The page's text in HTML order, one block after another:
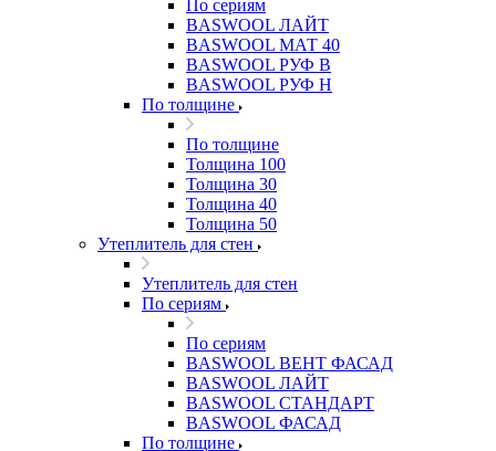
По сериям
BASWOOL ЛАЙТ
BASWOOL МАТ 40
BASWOOL РУФ В
BASWOOL РУФ Н
По толщине
По толщине
Толщина 100
Толщина 30
Толщина 40
Толщина 50
Утеплитель для стен
Утеплитель для стен
По сериям
По сериям
BASWOOL ВЕНТ ФАСАД
BASWOOL ЛАЙТ
BASWOOL СТАНДАРТ
BASWOOL ФАСАД
По толщине